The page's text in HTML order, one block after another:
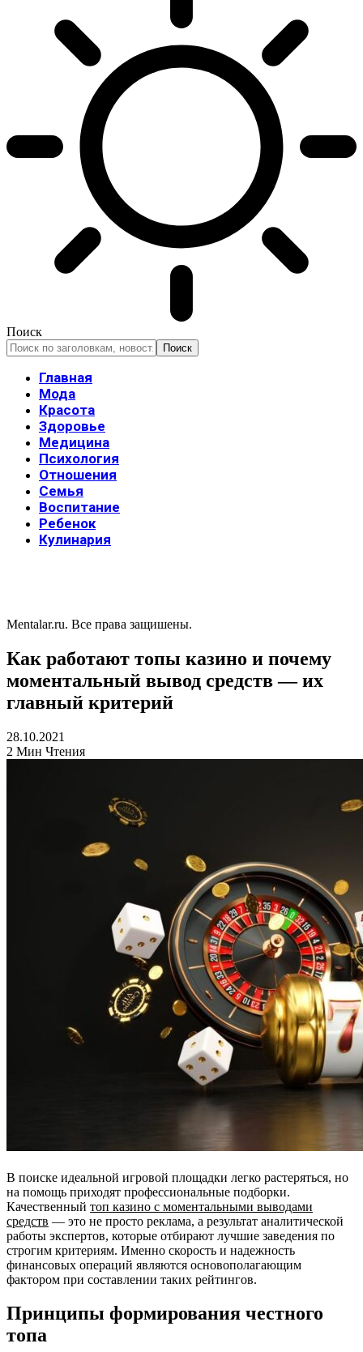
Поиск
Главная
Мода
Красота
Здоровье
Медицина
Психология
Отношения
Семья
Воспитание
Ребенок
Кулинария
Mentalar.ru. Все права защишены.
Как работают топы казино и почему
моментальный вывод средств — их
главный критерий
28.10.2021
2 Мин Чтения
В поиске идеальной игровой площадки легко растеряться, но
на помощь приходят профессиональные подборки.
Качественный топ казино с моментальными выводами
средств — это не просто реклама, а результат аналитической
работы экспертов, которые отбирают лучшие заведения по
строгим критериям. Именно скорость и надежность
финансовых операций являются основополагающим
фактором при составлении таких рейтингов.
Принципы формирования честного
топа